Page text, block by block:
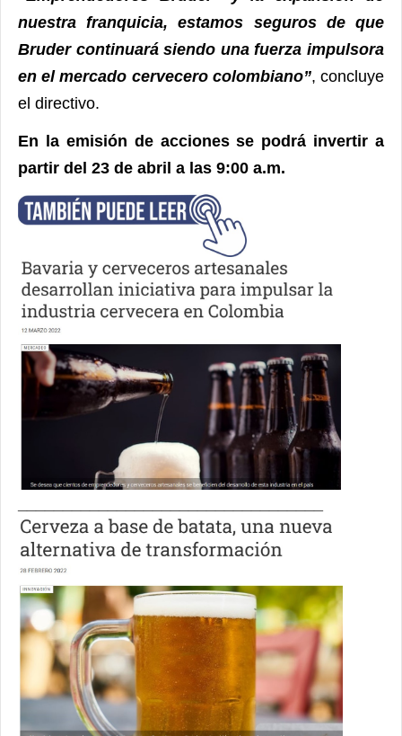
nuestra franquicia, estamos seguros de que
Bruder continuará siendo una fuerza impulsora
en el mercado cervecero colombiano”, concluye
el directivo.
En la emisión de acciones se podrá invertir a
partir del 23 de abril a las 9:00 a.m.